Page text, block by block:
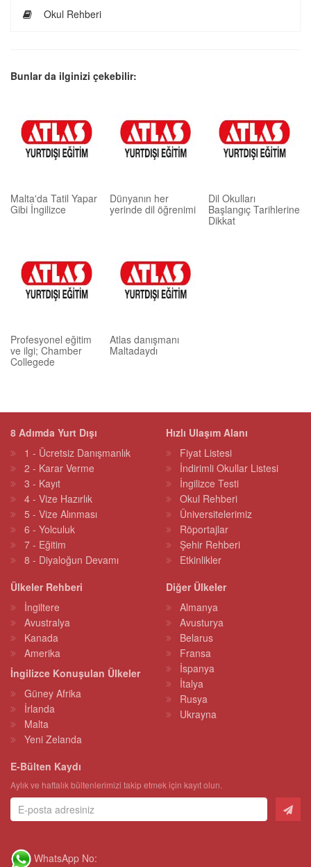
Okul Rehberi
Bunlar da ilginizi çekebilir:
Malta'da Tatil Yapar
Gibi İngilizce
Dünyanın her
yerinde dil öğrenimi
Dil Okulları
Başlangıç Tarihlerine
Dikkat
Profesyonel eğitim
ve ilgi; Chamber
Collegede
Atlas danışmanı
Maltadaydı
8 Adımda Yurt Dışı
1 - Ücretsiz Danışmanlık
2 - Karar Verme
3 - Kayıt
4 - Vize Hazırlık
5 - Vize Alınması
6 - Yolculuk
7 - Eğitim
8 - Diyaloğun Devamı
Hızlı Ulaşım Alanı
Fiyat Listesi
İndirimli Okullar Listesi
İngilizce Testi
Okul Rehberi
Üniversitelerimiz
Röportajlar
Şehir Rehberi
Etkinlikler
Ülkeler Rehberi
İngiltere
Avustralya
Kanada
Amerika
İngilizce Konuşulan Ülkeler
Güney Afrika
İrlanda
Malta
Yeni Zelanda
Diğer Ülkeler
Almanya
Avusturya
Belarus
Fransa
İspanya
İtalya
Rusya
Ukrayna
E-Bülten Kaydı
Aylık ve haftalık bültenlerimizi takip etmek için kayıt olun.
WhatsApp No: